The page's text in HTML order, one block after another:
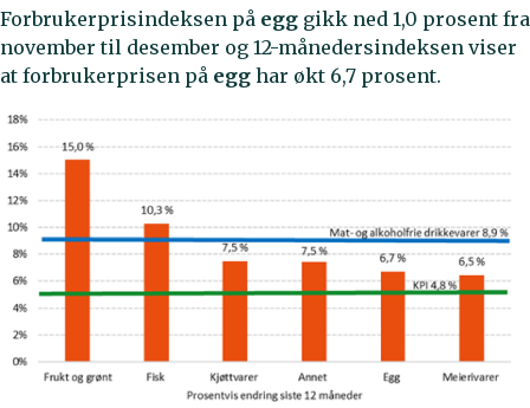
Forbrukerprisindeksen på egg gikk ned 1,0 prosent fra
november til desember og 12-månedersindeksen viser
at forbrukerprisen på egg har økt 6,7 prosent.